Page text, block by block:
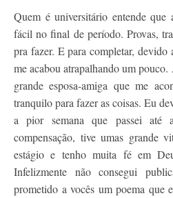
Projetos
Blog
Contato
Quem é universitário entende que
fácil no final de período. Provas,
pra fazer. E para completar, devido
me acabou atrapalhando um
grande esposa-amiga que me
tranquilo para fazer as coisas. Eu
a pior semana que passei até
compensação, tive umas grande
estágio e tenho muita fé em
Infelizmente não consegui
prometido a vocês um poema que